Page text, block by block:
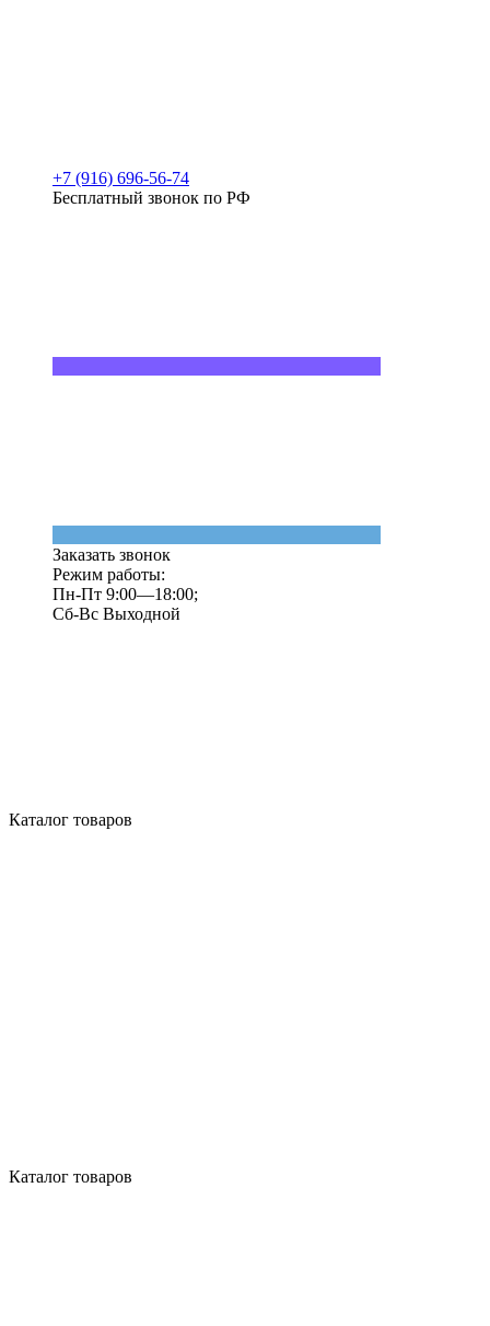
+7 (916) 696-56-74
Бесплатный звонок по РФ
Заказать звонок
Режим работы:
Пн-Пт 9:00—18:00;
Сб-Вс Выходной
Каталог товаров
Каталог товаров